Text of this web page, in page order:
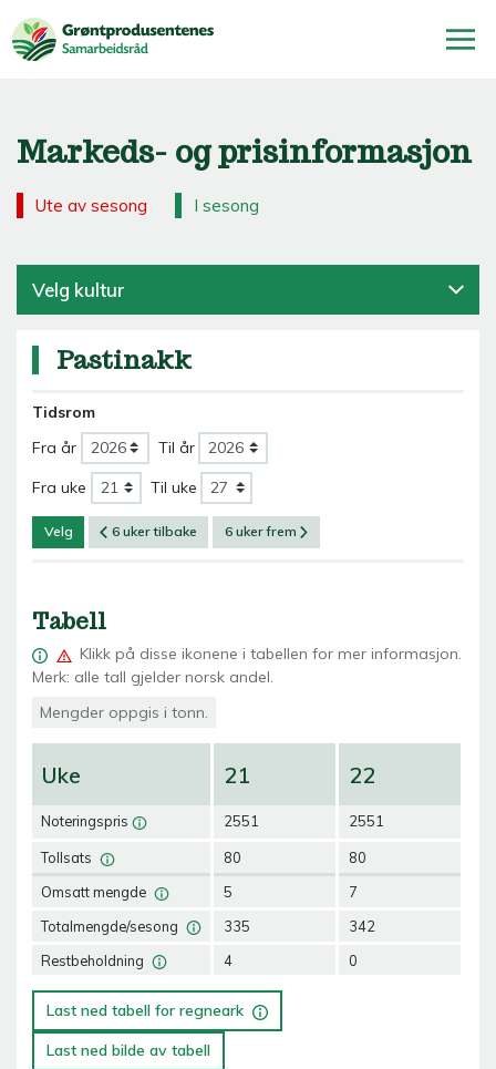
Markeds- og prisinformasjon
Ute av sesong I sesong
Velg kultur
Pastinakk
Tidsrom
Fra år
Til år
Fra uke Til uke
Velg 6 uker tilbake 6 uker frem
Tabell
Klikk på disse ikonene i tabellen for mer informasjon.
Merk: alle tall gjelder norsk andel.
Mengder oppgis i tonn.
Uke
Noteringspris
Tollsats
Omsatt mengde
Totalmengde/sesong
Restbeholdning
21
2551
80
5
335
4
22
2551
80
7
342
0
Last ned tabell for regneark
Last ned bilde av tabell